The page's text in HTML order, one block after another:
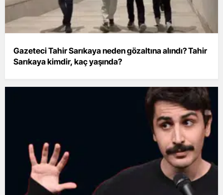
Gazeteci Tahir Sarıkaya neden gözaltına alındı? Tahir
Sarıkaya kimdir, kaç yaşında?